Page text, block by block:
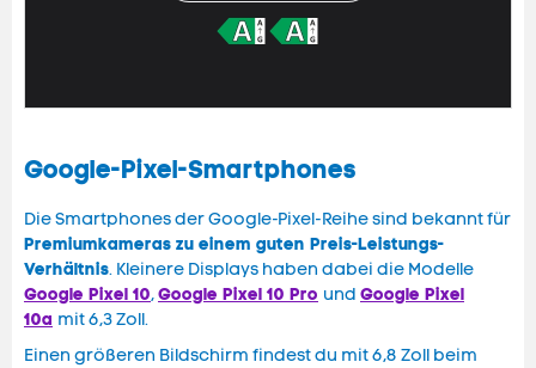
Google-Pixel-Smartphones
Die Smartphones der Google-Pixel-Reihe sind bekannt für
Premiumkameras zu einem guten Preis-Leistungs-
Verhältnis. Kleinere Displays haben dabei die Modelle
Google Pixel 10,Google Pixel 10 Pro und Google Pixel
10a mit 6,3 Zoll.
Einen größeren Bildschirm findest du mit 6,8 Zoll beim